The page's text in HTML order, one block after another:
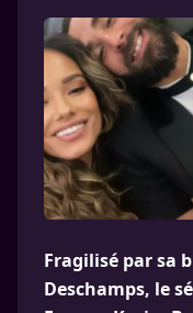
Fragilisé par sa
Deschamps, le